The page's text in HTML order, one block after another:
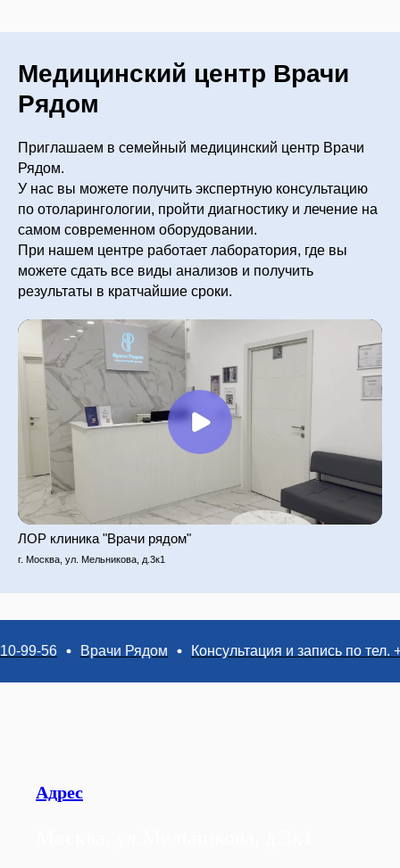
Медицинский центр Врачи
Рядом
Приглашаем в семейный медицинский центр Врачи
Рядом.
У нас вы можете получить экспертную консультацию
по отоларингологии, пройти диагностику и лечение на
самом современном оборудовании.
При нашем центре работает лаборатория, где вы
можете сдать все виды анализов и получить
результаты в кратчайшие сроки.
ЛОР клиника "Врачи рядом"
г. Москва, ул. Мельникова, д.3к1
56 Врачи Рядом Консультация и запись по тел. +7
Адрес